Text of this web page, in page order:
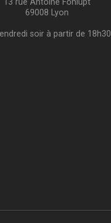
69008 Lyon
soir à partir de 18h30